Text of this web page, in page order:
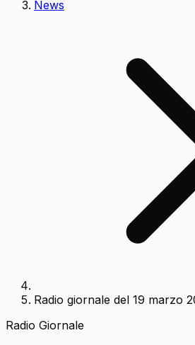
News
Radio giornale del 19 marzo
Radio Giornale